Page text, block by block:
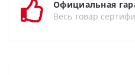
Официальная
Весь товар